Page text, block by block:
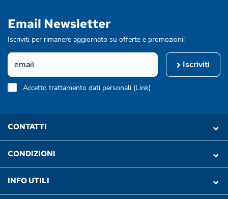
Email Newsletter
Iscriviti per rimanere aggiornato su offerte e promozioni!
Iscriviti
Accetto trattamento dati personali (Link)
CONTATTI
CONDIZIONI
INFO UTILI